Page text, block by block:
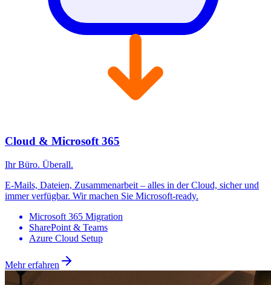
Microsoft 365 Migration
SharePoint & Teams
Azure Cloud Setup